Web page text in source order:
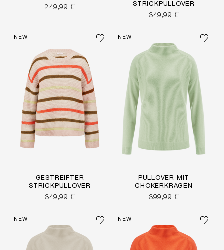
249,99 €
STRICKPULLOVER
349,99 €
NEW
GESTREIFTER
STRICKPULLOVER
349,99 €
NEW
PULLOVER MIT
CHOKERKRAGEN
399,99 €
NEW NEW